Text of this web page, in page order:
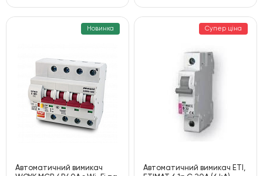
Новинка
Автоматичний вимикач
Супер ціна
Автоматичний вимикач ETI,